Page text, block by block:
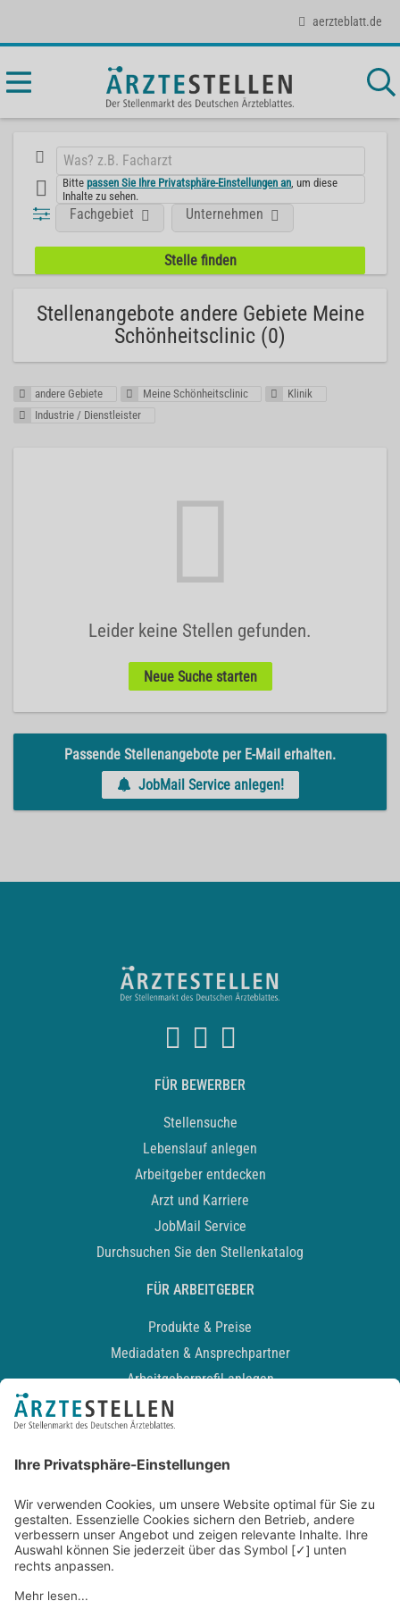
aerzteblatt.de
Bittepassen Sie Ihre Privatsphäre-Einstellungen an , um diese
Inhalte zu sehen.
Fachgebiet Unternehmen
Stellenangebote andere Gebiete Meine
Schönheitsclinic (0)
andere Gebiete Meine Schönheitsclinic
Klinik
Industrie / Dienstleister
Leider keine Stellen gefunden.
Neue Suche starten
Passende Stellenangebote per E-Mail erhalten.
JobMail Service anlegen!
FÜR BEWERBER
Stellensuche
Lebenslauf anlegen
Arbeitgeber entdecken
Arzt und Karriere
JobMail Service
Durchsuchen Sie den Stellenkatalog
FÜR ARBEITGEBER
Produkte & Preise
Mediadaten & Ansprechpartner
Arbeitgeberprofil anlegen
Recruiting-Podcast
Kontakt
Datenschutz
Newsletter